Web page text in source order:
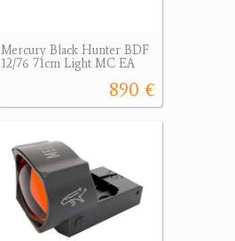
Mercury Black Hunter BDF
12/76 71cm Light MC EA
890 €